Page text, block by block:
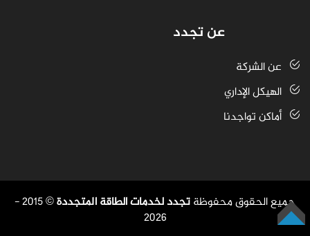
عن تجدد
عن الشركة
الهيكل الإداري
أماكن تواجدنا
جميع الحقوق محفوظةتجدد لخدمات الطاقة المتجددة
© 2015 -
2026
أعلى